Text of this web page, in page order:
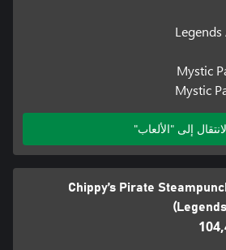
Mystic
Mystic
إلى "الألعاب"
Chippy’s Pirate